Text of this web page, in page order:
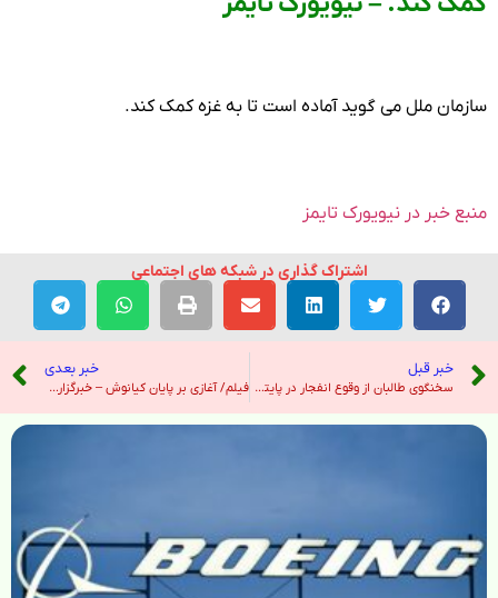
سازمان ملل می گوید آماده است تا به غزه کمک کند.
منبع خبر در نیویورک تایمز
اشتراک گذاری در شبکه های اجتماعی
خبر قبل
سخنگوی طالبان از وقوع انفجار در پایتخت افغانستان خبر داد – خبرگزاری ایرنا
خبر بعدی
فیلم/ آغازی بر پایان کیانوش – خبرگزاری ایرنا